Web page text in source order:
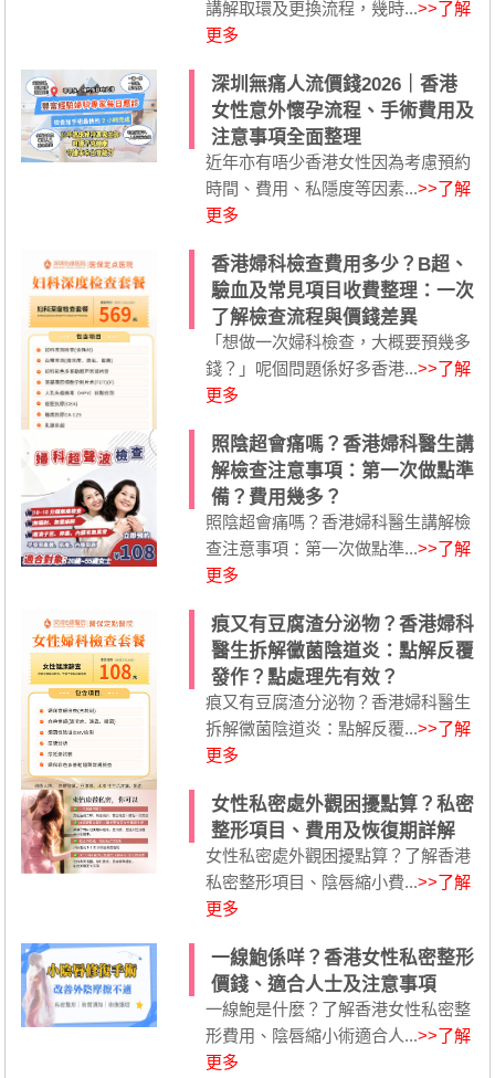
講解取環及更換流程，幾時...>>了解
更多
深圳無痛人流價錢2026｜香港
女性意外懷孕流程、手術費用及
注意事項全面整理
近年亦有唔少香港女性因為考慮預約
時間、費用、私隱度等因素...>>了解
更多
香港婦科檢查費用多少？B超、
驗血及常見項目收費整理：一次
了解檢查流程與價錢差異
「想做一次婦科檢查，大概要預幾多
錢？」呢個問題係好多香港...>>了解
更多
照陰超會痛嗎？香港婦科醫生講
解檢查注意事項：第一次做點準
備？費用幾多？
照陰超會痛嗎？香港婦科醫生講解檢
查注意事項：第一次做點準...>>了解
更多
痕又有豆腐渣分泌物？香港婦科
醫生拆解黴菌陰道炎：點解反覆
發作？點處理先有效？
痕又有豆腐渣分泌物？香港婦科醫生
拆解黴菌陰道炎：點解反覆...>>了解
更多
女性私密處外觀困擾點算？私密
整形項目、費用及恢復期詳解
女性私密處外觀困擾點算？了解香港
私密整形項目、陰唇縮小費...>>了解
更多
一線鮑係咩？香港女性私密整形
價錢、適合人士及注意事項
一線鮑是什麼？了解香港女性私密整
形費用、陰唇縮小術適合人...>>了解
更多